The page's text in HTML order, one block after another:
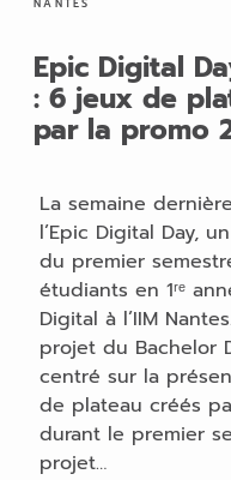
NANTES
Epic Digital
: 6 jeux de
par la promo
La semaine
l’Epic Digital Day,
du premier
étudiants en 1ʳᵉ
Digital à l’IIM
projet du Bachelor
centré sur la
de plateau créés
durant le premier
projet…